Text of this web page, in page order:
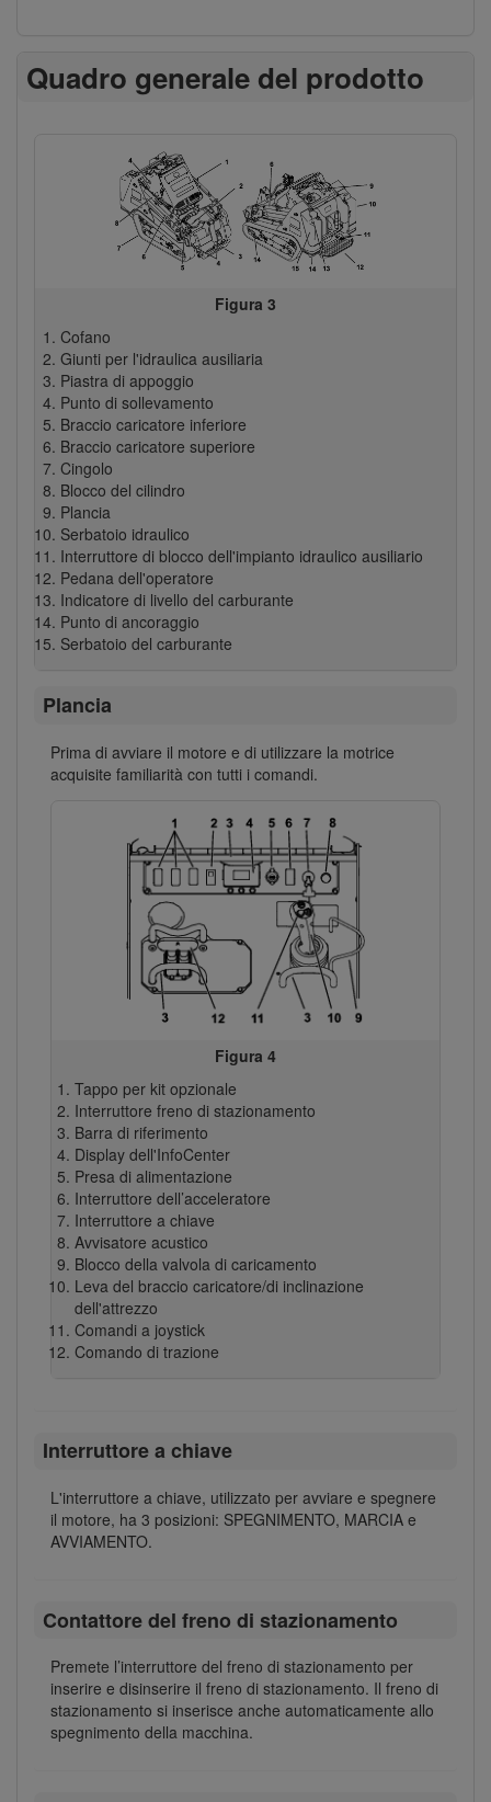
Quadro generale del prodotto
Figura 3
Cofano
Giunti per l'idraulica ausiliaria
Piastra di appoggio
Punto di sollevamento
Braccio caricatore inferiore
Braccio caricatore superiore
Cingolo
Blocco del cilindro
Plancia
Serbatoio idraulico
Interruttore di blocco dell'impianto idraulico ausiliario
Pedana dell'operatore
Indicatore di livello del carburante
Punto di ancoraggio
Serbatoio del carburante
Plancia
Prima di avviare il motore e di utilizzare la motrice
acquisite familiarità con tutti i comandi.
Figura 4
Tappo per kit opzionale
Interruttore freno di stazionamento
Barra di riferimento
Display dell'InfoCenter
Presa di alimentazione
Interruttore dell’acceleratore
Interruttore a chiave
Avvisatore acustico
Blocco della valvola di caricamento
Leva del braccio caricatore/di inclinazione
dell'attrezzo
Comandi a joystick
Comando di trazione
Interruttore a chiave
L'interruttore a chiave, utilizzato per avviare e spegnere
il motore, ha 3 posizioni: SPEGNIMENTO, MARCIA e
AVVIAMENTO.
Contattore del freno di stazionamento
Premete l’interruttore del freno di stazionamento per
inserire e disinserire il freno di stazionamento. Il freno di
stazionamento si inserisce anche automaticamente allo
spegnimento della macchina.